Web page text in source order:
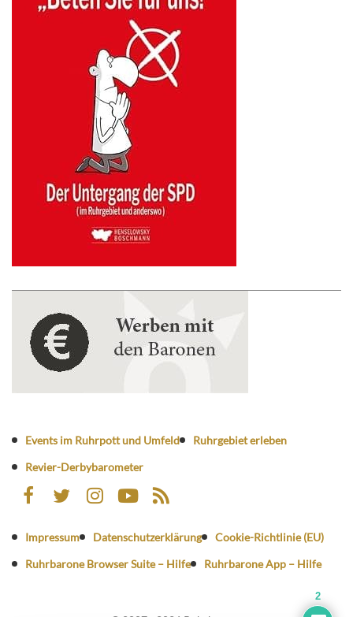
Events im Ruhrpott und Umfeld
Ruhrgebiet erleben
Revier-Derbybarometer
Impressum Datenschutzerklärung
Cookie-Richtlinie (EU)
Ruhrbarone Browser Suite – Hilfe
Ruhrbarone App – Hilfe
2